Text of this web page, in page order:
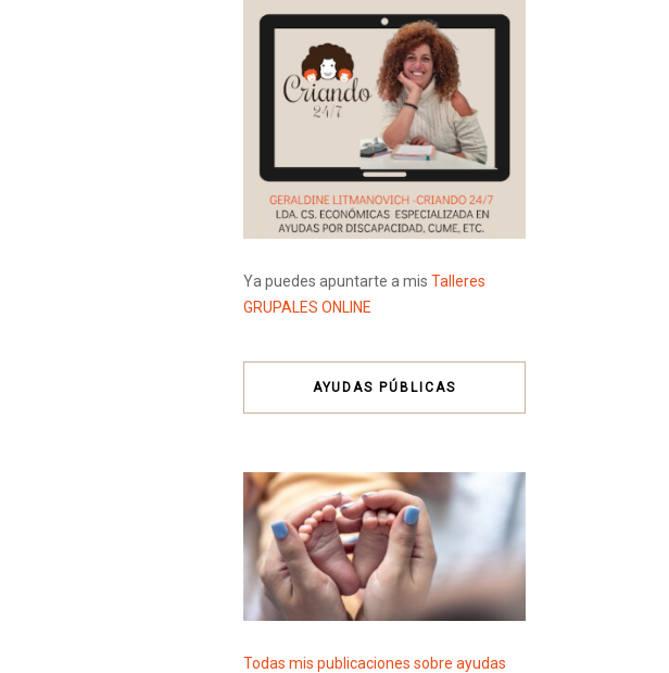
Ya puedes apuntarte a mis Talleres
GRUPALES ONLINE
AYUDAS PÚBLICAS
Todas mis publicaciones sobre ayudas